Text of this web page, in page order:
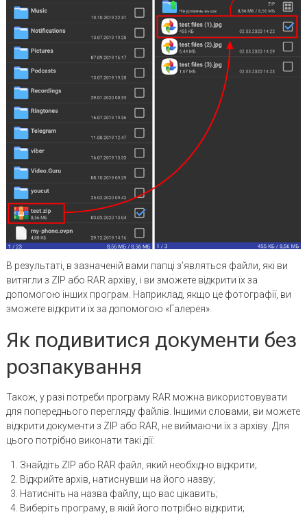
В результаті, в зазначеній вами папці з’являться файли, які ви
витягли з ZIP або RAR архіву, і ви зможете відкрити їх за
допомогою інших програм. Наприклад, якщо це фотографії, ви
зможете відкрити їх за допомогою «Галерея».
Як подивитися документи без
розпакування
Також, у разі потреби програму RAR можна використовувати
для попереднього перегляду файлів. Іншими словами, ви можете
відкрити документи з ZIP або RAR, не виймаючи їх з архіву. Для
цього потрібно виконати такі дії:
Знайдіть ZIP або RAR файл, який необхідно відкрити;
Відкрийте архів, натиснувши на його назву;
Натисніть на назва файлу, що вас цікавить;
Виберіть програму, в якій його потрібно відкрити;